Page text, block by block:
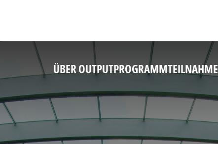
ÜBER OUTPUTPROGRAMMTEILNAHME